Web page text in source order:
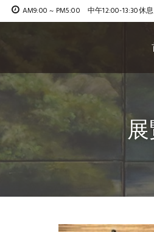
AM9:00 ~ PM5:00 中午12:00-13:30休息